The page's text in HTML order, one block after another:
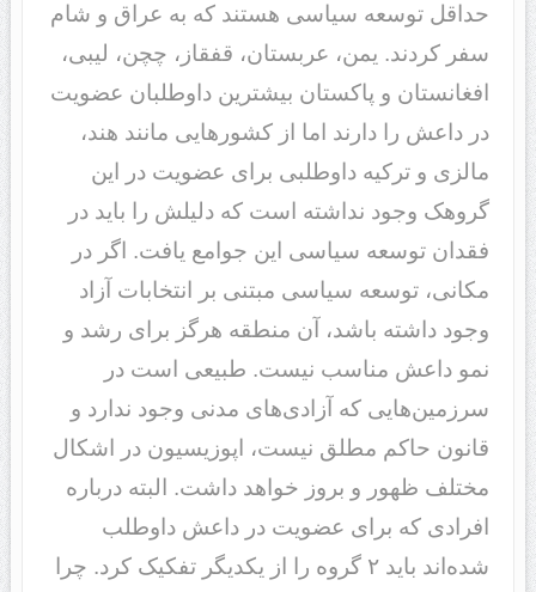
حداقل توسعه سیاسی هستند که به عراق و شام
سفر کردند. یمن، عربستان، قفقاز، چچن، لیبی،
افغانستان و پاکستان بیشترین داوطلبان عضویت
در داعش را دارند اما از کشورهایی مانند هند،
مالزی و ترکیه داوطلبی برای عضویت در این
گروهک وجود نداشته است که دلیلش را باید در
فقدان توسعه سیاسی این جوامع یافت. اگر در
مکانی، توسعه سیاسی مبتنی بر انتخابات آزاد
وجود داشته باشد، آن منطقه هرگز برای رشد و
نمو داعش مناسب نیست. طبیعی است در
سرزمین‌هایی که آزادی‌های مدنی وجود ندارد و
قانون حاکم مطلق نیست، اپوزیسیون در اشکال
مختلف ظهور و بروز خواهد داشت. البته درباره
افرادی که برای عضویت در داعش داوطلب
شده‌اند باید ۲ گروه را از یکدیگر تفکیک کرد. چرا